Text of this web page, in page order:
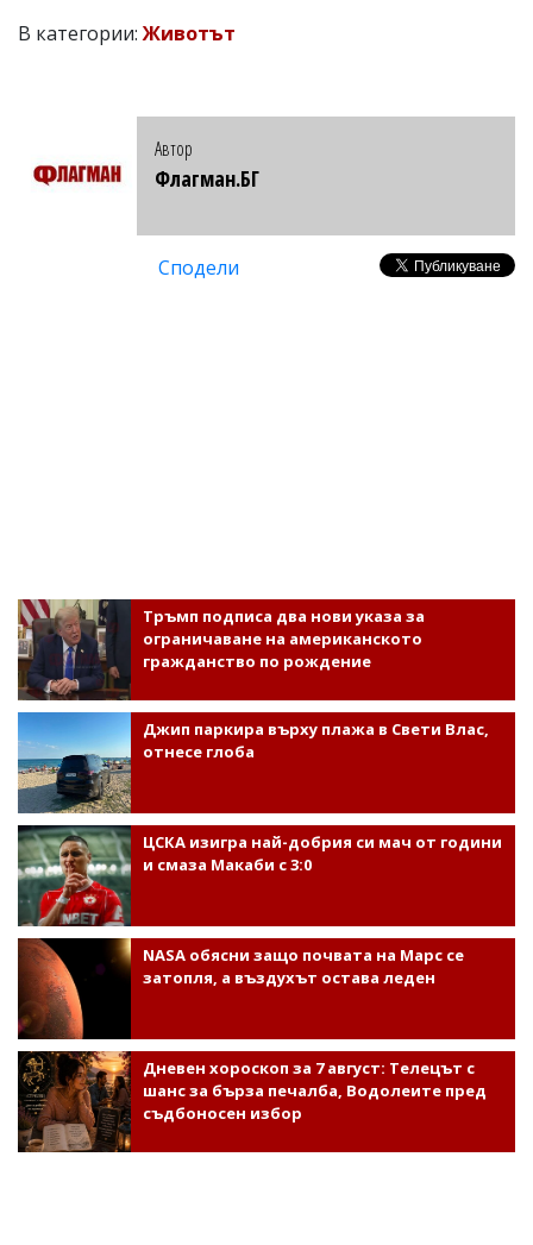
В категории:Животът
Автор
Флагман.БГ
Сподели
Тръмп подписа два нови указа за
ограничаване на американското
гражданство по рождение
Джип паркира върху плажа в Свети Влас,
отнесе глоба
ЦСКА изигра най-добрия си мач от години
и смаза Макаби с 3:0
NASA обясни защо почвата на Марс се
затопля, а въздухът остава леден
Дневен хороскоп за 7 август: Телецът с
шанс за бърза печалба, Водолеите пред
съдбоносен избор